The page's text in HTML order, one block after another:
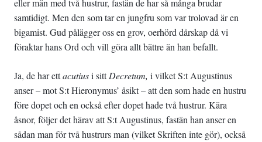
eller män med två hustrur, fastän de har så många brudar
samtidigt. Men den som tar en jungfru som var trolovad är en
bigamist. Gud pålägger oss en grov, oerhörd dårskap då vi
föraktar hans Ord och vill göra allt bättre än han befallt.
Ja, de har ettacutiusi sittDecretum, i vilket S:t Augustinus
anser – mot S:t Hieronymus’ åsikt – att den som hade en hustru
före dopet och en också efter dopet hade två hustrur. Kära
åsnor, följer det härav att S:t Augustinus, fastän han anser en
sådan man för två hustrurs man (vilket Skriften inte gör), också